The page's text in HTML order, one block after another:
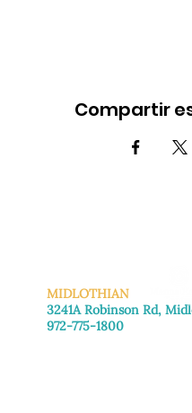
Compartir
MIDLOTHIAN
3241A Robinson Rd,
972-775-1800